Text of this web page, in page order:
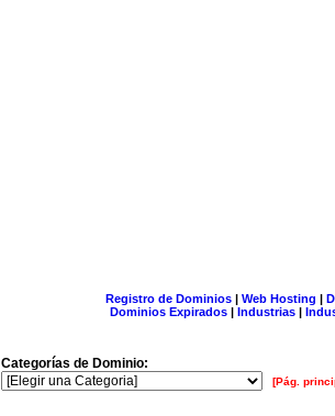
Registro de Dominios| Web Hosting |
Dominios Expirados | Industrias |
Categorías de Dominio:
[Pág.